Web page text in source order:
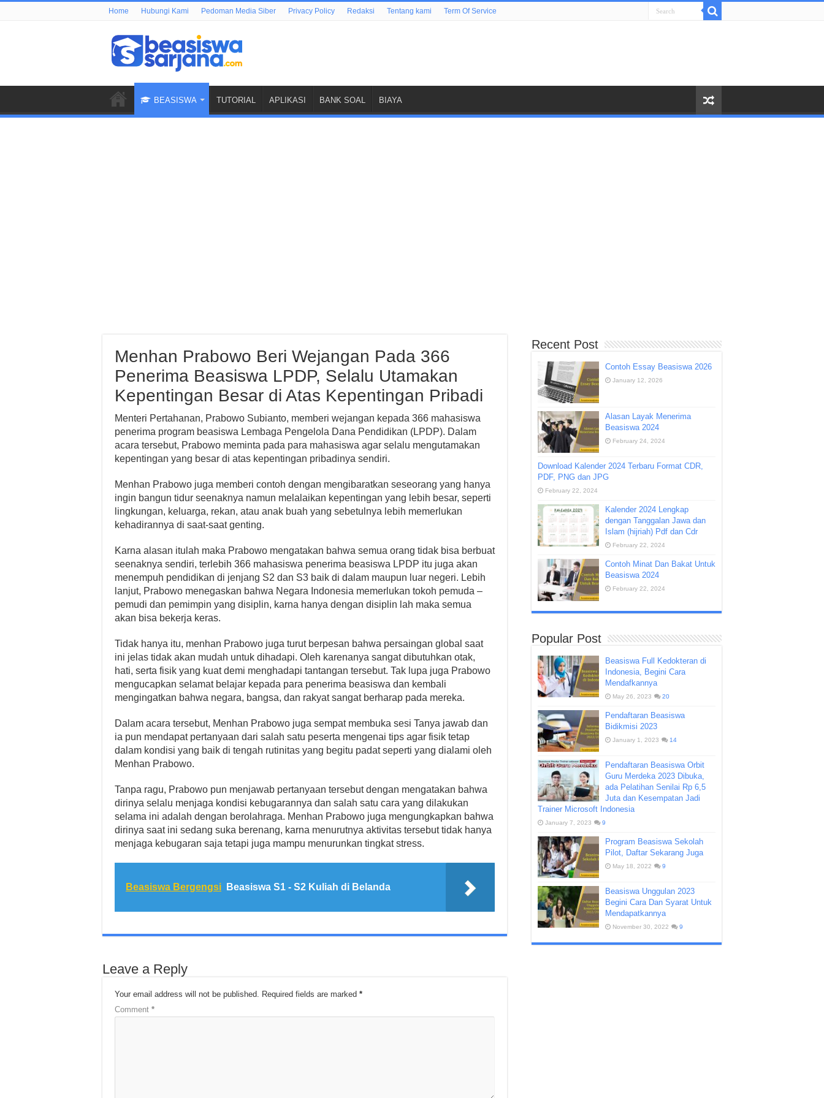
Home Hubungi Kami Pedoman Media Siber Privacy Policy Redaksi Tentang kami Term Of Service
BEASISWA TUTORIAL APLIKASI BANK SOAL BIAYA
Menhan Prabowo Beri Wejangan Pada 366
Penerima Beasiswa LPDP, Selalu Utamakan
Kepentingan Besar di Atas Kepentingan Pribadi
Menteri Pertahanan, Prabowo Subianto, memberi wejangan kepada 366 mahasiswa
penerima program beasiswa Lembaga Pengelola Dana Pendidikan (LPDP). Dalam
acara tersebut, Prabowo meminta pada para mahasiswa agar selalu mengutamakan
kepentingan yang besar di atas kepentingan pribadinya sendiri.
Menhan Prabowo juga memberi contoh dengan mengibaratkan seseorang yang hanya
ingin bangun tidur seenaknya namun melalaikan kepentingan yang lebih besar, seperti
lingkungan, keluarga, rekan, atau anak buah yang sebetulnya lebih memerlukan
kehadirannya di saat-saat genting.
Karna alasan itulah maka Prabowo mengatakan bahwa semua orang tidak bisa berbuat
seenaknya sendiri, terlebih 366 mahasiswa penerima beasiswa LPDP itu juga akan
menempuh pendidikan di jenjang S2 dan S3 baik di dalam maupun luar negeri. Lebih
lanjut, Prabowo menegaskan bahwa Negara Indonesia memerlukan tokoh pemuda –
pemudi dan pemimpin yang disiplin, karna hanya dengan disiplin lah maka semua
akan bisa bekerja keras.
Tidak hanya itu, menhan Prabowo juga turut berpesan bahwa persaingan global saat
ini jelas tidak akan mudah untuk dihadapi. Oleh karenanya sangat dibutuhkan otak,
hati, serta fisik yang kuat demi menghadapi tantangan tersebut. Tak lupa juga Prabowo
mengucapkan selamat belajar kepada para penerima beasiswa dan kembali
mengingatkan bahwa negara, bangsa, dan rakyat sangat berharap pada mereka.
Dalam acara tersebut, Menhan Prabowo juga sempat membuka sesi Tanya jawab dan
ia pun mendapat pertanyaan dari salah satu peserta mengenai tips agar fisik tetap
dalam kondisi yang baik di tengah rutinitas yang begitu padat seperti yang dialami oleh
Menhan Prabowo.
Tanpa ragu, Prabowo pun menjawab pertanyaan tersebut dengan mengatakan bahwa
dirinya selalu menjaga kondisi kebugarannya dan salah satu cara yang dilakukan
selama ini adalah dengan berolahraga. Menhan Prabowo juga mengungkapkan bahwa
dirinya saat ini sedang suka berenang, karna menurutnya aktivitas tersebut tidak hanya
menjaga kebugaran saja tetapi juga mampu menurunkan tingkat stress.
Beasiswa Bergengsi Beasiswa S1 - S2 Kuliah di Belanda
Leave a Reply
Your email address will not be published. Required fields are marked *
Comment *
Recent Post
Contoh Essay Beasiswa 2026
January 12, 2026
Alasan Layak Menerima
Beasiswa 2024
February 24, 2024
Download Kalender 2024 Terbaru Format CDR,
PDF, PNG dan JPG
February 22, 2024
Kalender 2024 Lengkap
dengan Tanggalan Jawa dan
Islam (hijriah) Pdf dan Cdr
February 22, 2024
Contoh Minat Dan Bakat Untuk
Beasiswa 2024
February 22, 2024
Popular Post
Beasiswa Full Kedokteran di
Indonesia, Begini Cara
Mendafkannya
May 26, 2023 20
Pendaftaran Beasiswa
Bidikmisi 2023
January 1, 2023 14
Pendaftaran Beasiswa Orbit
Guru Merdeka 2023 Dibuka,
ada Pelatihan Senilai Rp 6,5
Juta dan Kesempatan Jadi
Trainer Microsoft Indonesia
January 7, 2023 9
Program Beasiswa Sekolah
Pilot, Daftar Sekarang Juga
May 18, 2022 9
Beasiswa Unggulan 2023
Begini Cara Dan Syarat Untuk
Mendapatkannya
November 30, 2022 9